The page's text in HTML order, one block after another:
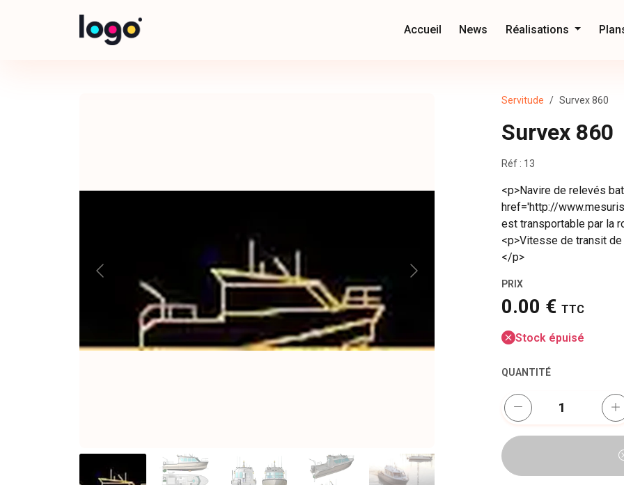
Accueil News Réalisations
Servitude Survex 860
Survex 860
Réf : 13
<p>Navire de relevés
href='http://
est transportable par la
<p>Vitesse de transit
</p>
PRIX
0.00 € TTC
Stock épuisé
QUANTITÉ